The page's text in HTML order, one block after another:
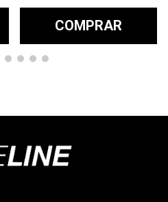
COMPRAR